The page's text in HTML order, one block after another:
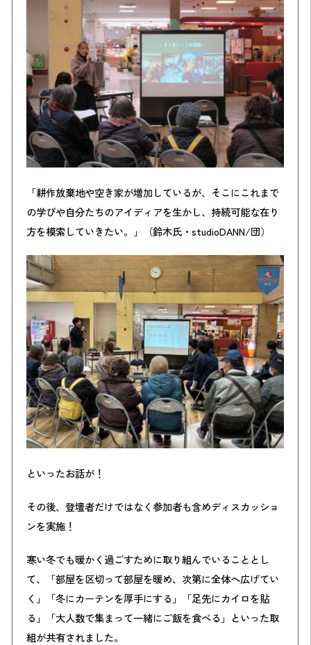
「耕作放棄地や空き家が増加しているが、そこにこれまで
の学びや自分たちのアイディアを生かし、持続可能な在り
方を模索していきたい。」（鈴木氏・studioDANN/団）
といったお話が！
その後、登壇者だけではなく参加者も含めディスカッショ
ンを実施！
寒い冬でも暖かく過ごすために取り組んでいることとし
て、「部屋を区切って部屋を暖め、次第に全体へ広げてい
く」「冬にカーテンを厚手にする」「足先にカイロを貼
る」「大人数で集まって一緒にご飯を食べる」といった取
組が共有されました。